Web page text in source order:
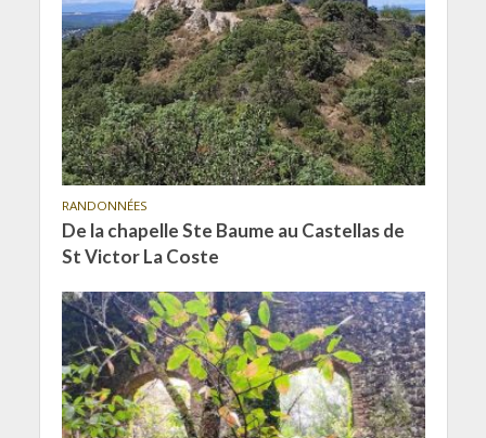
RANDONNÉES
De la chapelle Ste Baume au Castellas de
St Victor La Coste